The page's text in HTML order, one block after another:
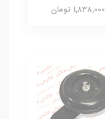
1,838,000 تومان